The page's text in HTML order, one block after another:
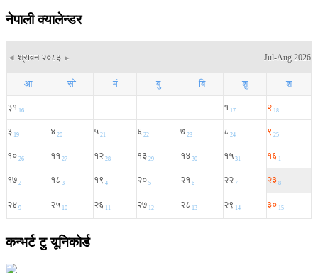
नेपाली क्यालेन्डर
कन्भर्ट टु यूनिकोर्ड